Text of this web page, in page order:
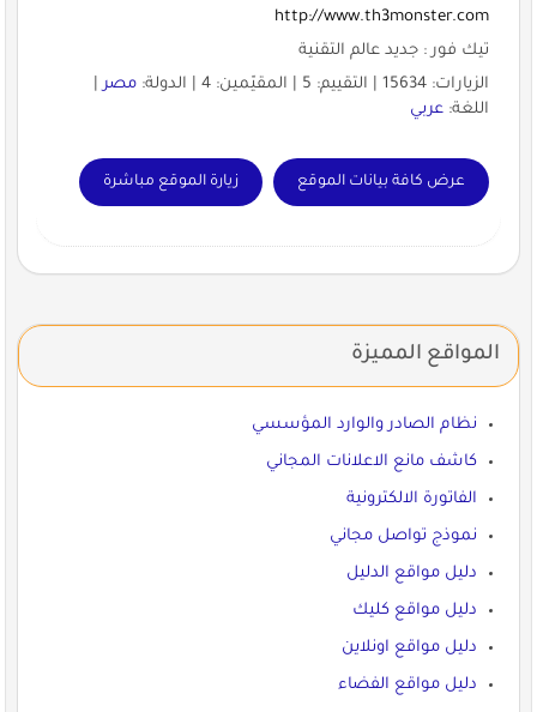
http://www.th3monster.com
تيك فور : جديد عالم التقنية
الزيارات: 15634 | التقييم: 5 | المقيّمين: 4 | الدولة:
مصر|
اللغة: عربي
عرض كافة بيانات الموقع زيارة الموقع مباشرة
المواقع المميزة
نظام الصادر والوارد المؤسسي
كاشف مانع الاعلانات المجاني
الفاتورة الالكترونية
نموذج تواصل مجاني
دليل مواقع الدليل
دليل مواقع كليك
دليل مواقع اونلاين
دليل مواقع الفضاء